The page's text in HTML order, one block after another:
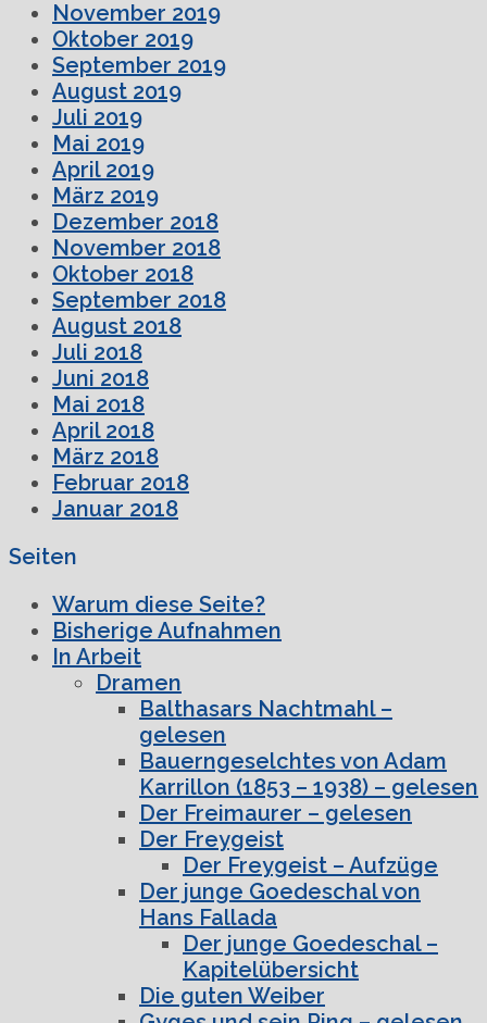
November 2019
Oktober 2019
September 2019
August 2019
Juli 2019
Mai 2019
April 2019
März 2019
Dezember 2018
November 2018
Oktober 2018
September 2018
August 2018
Juli 2018
Juni 2018
Mai 2018
April 2018
März 2018
Februar 2018
Januar 2018
Seiten
Warum diese Seite?
Bisherige Aufnahmen
In Arbeit
Dramen
Balthasars Nachtmahl –
gelesen
Bauerngeselchtes von Adam
Karrillon (1853 – 1938) – gelesen
Der Freimaurer – gelesen
Der Freygeist
Der Freygeist – Aufzüge
Der junge Goedeschal von
Hans Fallada
Der junge Goedeschal –
Kapitelübersicht
Die guten Weiber